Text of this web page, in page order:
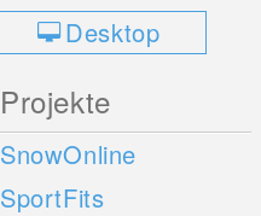
Desktop
Projekte
SnowOnline
SportFits